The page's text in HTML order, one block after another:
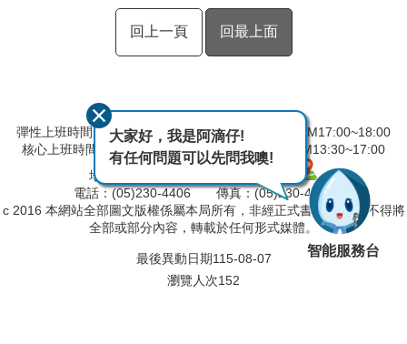
回上一頁 回最上面
彈性上班時間：AM08:00~09:00 彈性下班時間：PM17:00~18:00
核心上班時間：星期一 ~ 星期五 AM9:00~12:30 PM13:30~17:00
地址：600039嘉義市 親水路 123 號
電話：(05)230-4406 傳真：(05)230-4421
c 2016 本網站全部圖文版權係屬本局所有，非經正式書面同意， 不得將
全部或部分內容，轉載於任何形式媒體。
最後異動日期115-08-07
瀏覽人次152
大家好，我是阿滴仔!
有任何問題可以先問我噢!
智能服務台